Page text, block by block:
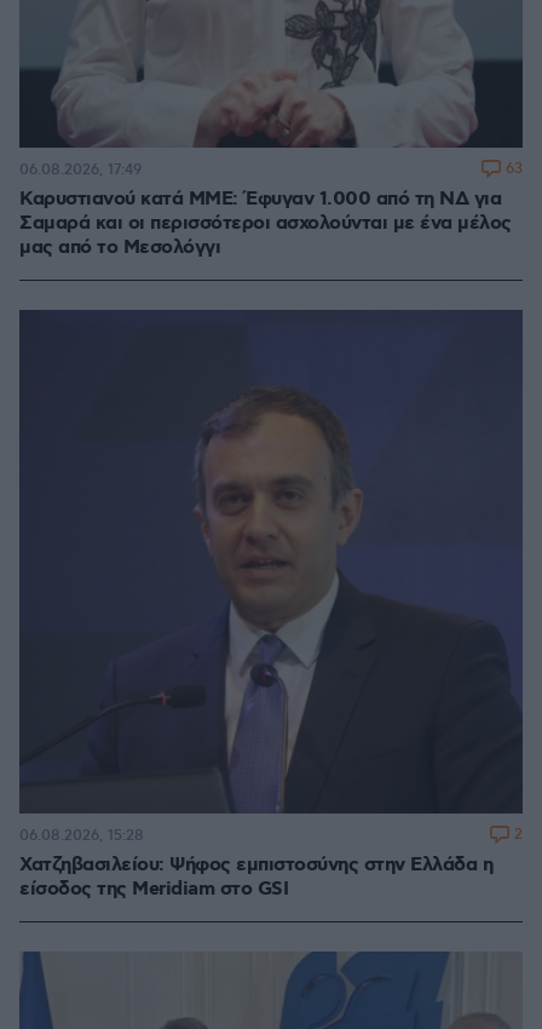
Καρυστιανού κατά ΜΜΕ: Έφυγαν 1.000 από τη ΝΔ για
Σαμαρά και οι περισσότεροι ασχολούνται με ένα μέλος
μας από το Μεσολόγγι
06.08.2026, 17:49 63
Χατζηβασιλείου: Ψήφος εμπιστοσύνης στην Ελλάδα η
είσοδος της Meridiam στο GSI
06.08.2026, 15:28 2